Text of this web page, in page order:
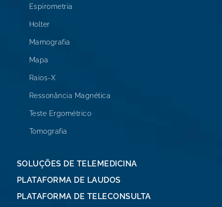
Espirometria
Holter
Mamografia
Mapa
Raios-X
Ressonância Magnética
Teste Ergométrico
Tomografia
SOLUÇÕES DE TELEMEDICINA
PLATAFORMA DE LAUDOS
PLATAFORMA DE TELECONSULTA